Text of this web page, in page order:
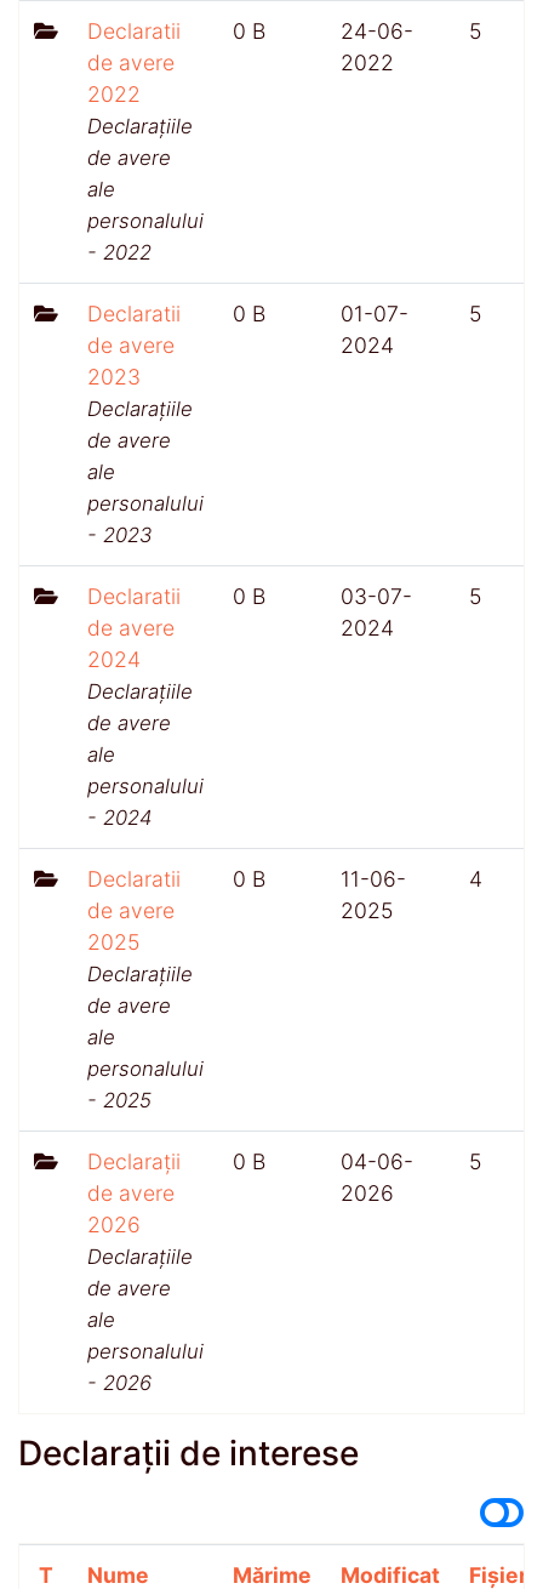
Declaratii
de avere
2022
Declarațiile
de avere
ale
personalului
- 2022
0 B
24-06-
2022
5
Declaratii
de avere
2023
Declarațiile
de avere
ale
personalului
- 2023
0 B
01-07-
2024
5
Declaratii
de avere
2024
Declarațiile
de avere
ale
personalului
- 2024
0 B
03-07-
2024
5
Declaratii
de avere
2025
Declarațiile
de avere
ale
personalului
- 2025
0 B
11-06-
2025
4
Declarații
de avere
2026
Declarațiile
de avere
ale
personalului
- 2026
0 B
04-06-
2026
5
Declarații de interese
T Nume Mărime
Modificat
Fișiere